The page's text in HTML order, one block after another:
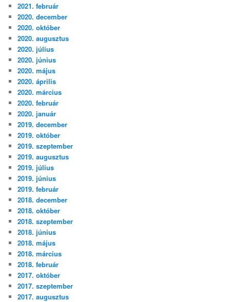
2021. február
2020. december
2020. október
2020. augusztus
2020. július
2020. június
2020. május
2020. április
2020. március
2020. február
2020. január
2019. december
2019. október
2019. szeptember
2019. augusztus
2019. július
2019. június
2019. február
2018. december
2018. október
2018. szeptember
2018. június
2018. május
2018. március
2018. február
2017. október
2017. szeptember
2017. augusztus